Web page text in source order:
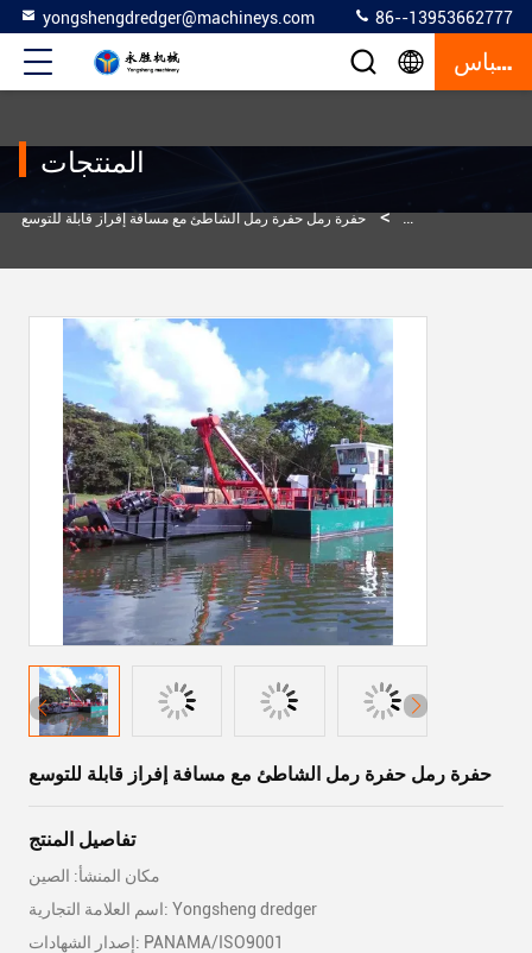
yongshengdredger@machineys.com 86--13953662777
إقتباس
المنتجات
> حفر الرمل > حفرة رمل حفرة رمل الشاطئ مع مسافة إفراز قابلة للتوسع
حفرة رمل حفرة رمل الشاطئ مع مسافة إفراز قابلة للتوسع
تفاصيل المنتج
مكان المنشأ: الصين
اسم العلامة التجارية: Yongsheng dredger
إصدار الشهادات: PANAMA/ISO9001